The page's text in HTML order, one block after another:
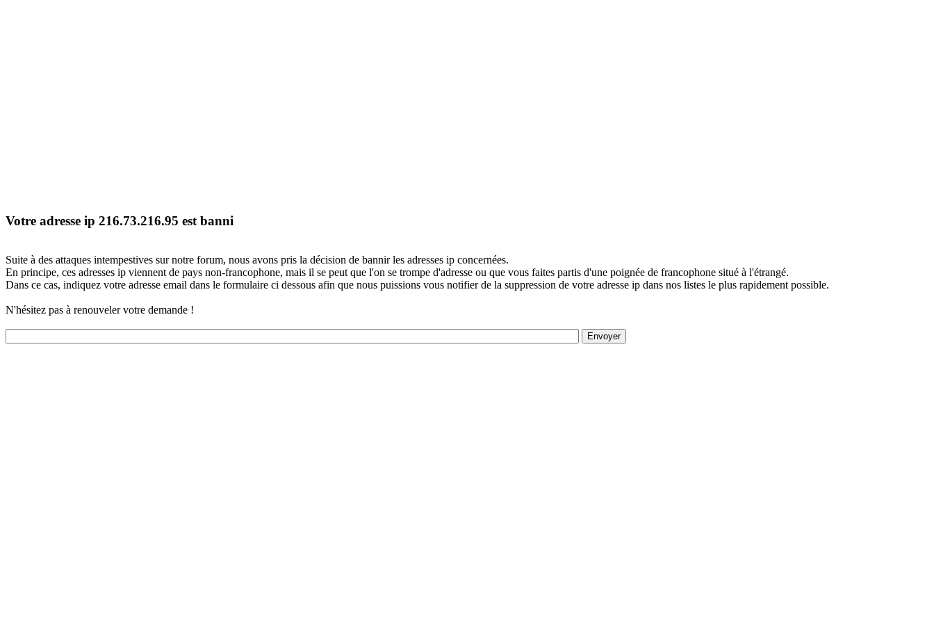
Votre adresse ip 216.73.216.95 est banni
Suite à des attaques intempestives sur notre forum, nous avons pris la décision de bannir les adresses ip concernées.
En principe, ces adresses ip viennent de pays non-francophone, mais il se peut que l'on se trompe d'adresse ou que vous faites partis d'une poignée de francophone situé à l'étrangé.
Dans ce cas, indiquez votre adresse email dans le formulaire ci dessous afin que nous puissions vous notifier de la suppression de votre adresse ip dans nos listes le plus rapidement possible.
N'hésitez pas à renouveler votre demande !